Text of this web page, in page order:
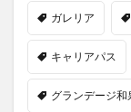
ガレリア
キャリアパス
グランデージ和